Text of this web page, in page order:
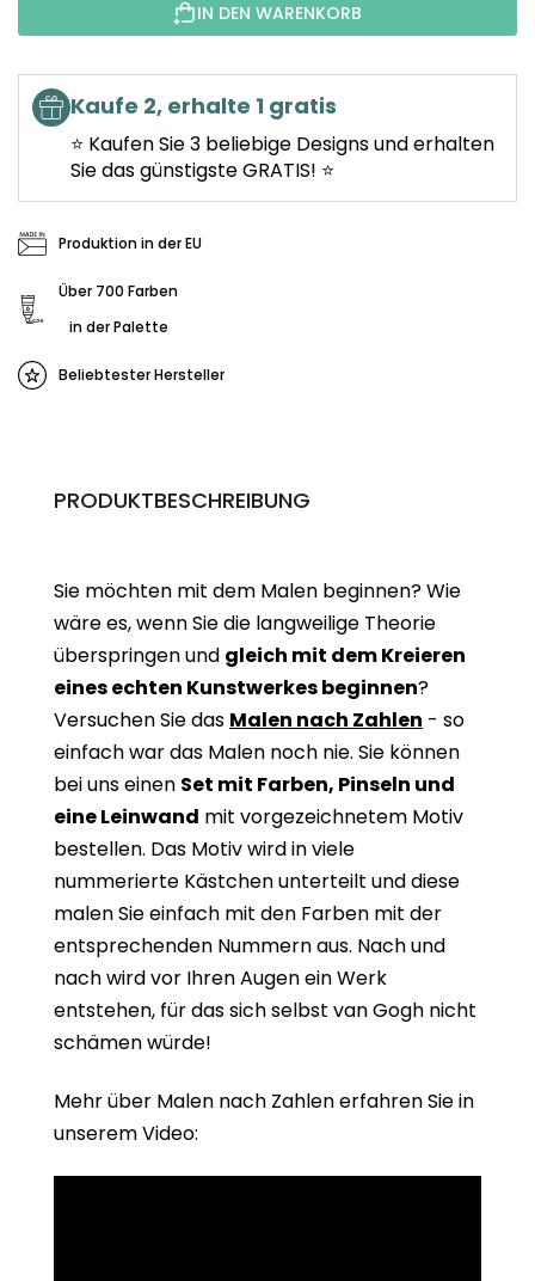
IN DEN WARENKORB
Kaufe 2, erhalte 1 gratis
⭐ Kaufen Sie 3 beliebige Designs und erhalten
Sie das günstigste GRATIS! ⭐
Produktion in der EU
Über 700 Farben
in der Palette
Beliebtester Hersteller
PRODUKTBESCHREIBUNG
Sie möchten mit dem Malen beginnen? Wie
wäre es, wenn Sie die langweilige Theorie
überspringen und gleich mit dem Kreieren
eines echten Kunstwerkes beginnen?
Versuchen Sie das Malen nach Zahlen - so
einfach war das Malen noch nie. Sie können
bei uns einen Set mit Farben, Pinseln und
eine Leinwand mit vorgezeichnetem Motiv
bestellen. Das Motiv wird in viele
nummerierte Kästchen unterteilt und diese
malen Sie einfach mit den Farben mit der
entsprechenden Nummern aus. Nach und
nach wird vor Ihren Augen ein Werk
entstehen, für das sich selbst van Gogh nicht
schämen würde!
Mehr über Malen nach Zahlen erfahren Sie in
unserem Video: